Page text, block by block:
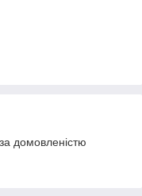
домовленістю